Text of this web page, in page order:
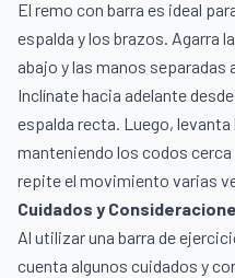
El remo con barra es ideal
espalda y los brazos. Agarra
abajo y las manos separadas
Inclínate hacia adelante
espalda recta. Luego,
manteniendo los codos
repite el movimiento varias
Cuidados y
Al utilizar una barra de
cuenta algunos cuidados y